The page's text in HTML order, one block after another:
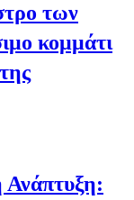
των
κομμάτι